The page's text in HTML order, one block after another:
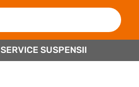
SERVICE SUSPENSII